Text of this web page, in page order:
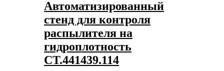
Автоматизированный
стенд для контроля
распылителя на
гидроплотность
СТ.441439.114